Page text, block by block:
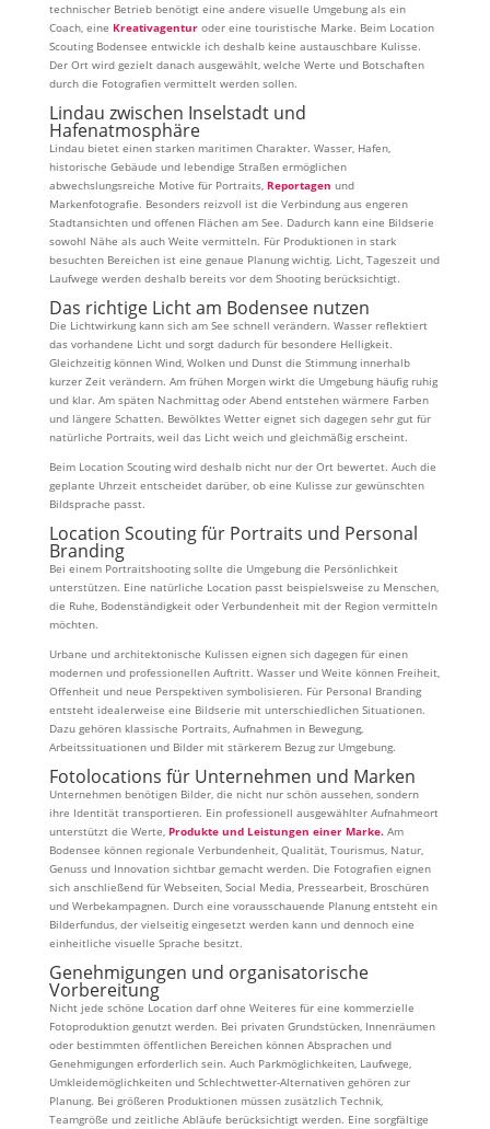
technischer Betrieb benötigt eine andere visuelle Umgebung als ein
Coach, eine Kreativagenturoder eine touristische Marke. Beim Location
Scouting Bodensee entwickle ich deshalb keine austauschbare Kulisse.
Der Ort wird gezielt danach ausgewählt, welche Werte und Botschaften
durch die Fotografien vermittelt werden sollen.
Lindau zwischen Inselstadt und
Hafenatmosphäre
Lindau bietet einen starken maritimen Charakter. Wasser, Hafen,
historische Gebäude und lebendige Straßen ermöglichen
abwechslungsreiche Motive für Portraits, Reportagen und
Markenfotografie. Besonders reizvoll ist die Verbindung aus engeren
Stadtansichten und offenen Flächen am See. Dadurch kann eine Bildserie
sowohl Nähe als auch Weite vermitteln. Für Produktionen in stark
besuchten Bereichen ist eine genaue Planung wichtig. Licht, Tageszeit und
Laufwege werden deshalb bereits vor dem Shooting berücksichtigt.
Das richtige Licht am Bodensee nutzen
Die Lichtwirkung kann sich am See schnell verändern. Wasser reflektiert
das vorhandene Licht und sorgt dadurch für besondere Helligkeit.
Gleichzeitig können Wind, Wolken und Dunst die Stimmung innerhalb
kurzer Zeit verändern. Am frühen Morgen wirkt die Umgebung häufig ruhig
und klar. Am späten Nachmittag oder Abend entstehen wärmere Farben
und längere Schatten. Bewölktes Wetter eignet sich dagegen sehr gut für
natürliche Portraits, weil das Licht weich und gleichmäßig erscheint.
Beim Location Scouting wird deshalb nicht nur der Ort bewertet. Auch die
geplante Uhrzeit entscheidet darüber, ob eine Kulisse zur gewünschten
Bildsprache passt.
Location Scouting für Portraits und Personal
Branding
Bei einem Portraitshooting sollte die Umgebung die Persönlichkeit
unterstützen. Eine natürliche Location passt beispielsweise zu Menschen,
die Ruhe, Bodenständigkeit oder Verbundenheit mit der Region vermitteln
möchten.
Urbane und architektonische Kulissen eignen sich dagegen für einen
modernen und professionellen Auftritt. Wasser und Weite können Freiheit,
Offenheit und neue Perspektiven symbolisieren. Für Personal Branding
entsteht idealerweise eine Bildserie mit unterschiedlichen Situationen.
Dazu gehören klassische Portraits, Aufnahmen in Bewegung,
Arbeitssituationen und Bilder mit stärkerem Bezug zur Umgebung.
Fotolocations für Unternehmen und Marken
Unternehmen benötigen Bilder, die nicht nur schön aussehen, sondern
ihre Identität transportieren. Ein professionell ausgewählter Aufnahmeort
unterstützt die Werte, Produkte und Leistungen einer Marke.Am
Bodensee können regionale Verbundenheit, Qualität, Tourismus, Natur,
Genuss und Innovation sichtbar gemacht werden. Die Fotografien eignen
sich anschließend für Webseiten, Social Media, Pressearbeit, Broschüren
und Werbekampagnen. Durch eine vorausschauende Planung entsteht ein
Bilderfundus, der vielseitig eingesetzt werden kann und dennoch eine
einheitliche visuelle Sprache besitzt.
Genehmigungen und organisatorische
Vorbereitung
Nicht jede schöne Location darf ohne Weiteres für eine kommerzielle
Fotoproduktion genutzt werden. Bei privaten Grundstücken, Innenräumen
oder bestimmten öffentlichen Bereichen können Absprachen und
Genehmigungen erforderlich sein. Auch Parkmöglichkeiten, Laufwege,
Umkleidemöglichkeiten und Schlechtwetter-Alternativen gehören zur
Planung. Bei größeren Produktionen müssen zusätzlich Technik,
Teamgröße und zeitliche Abläufe berücksichtigt werden. Eine sorgfältige